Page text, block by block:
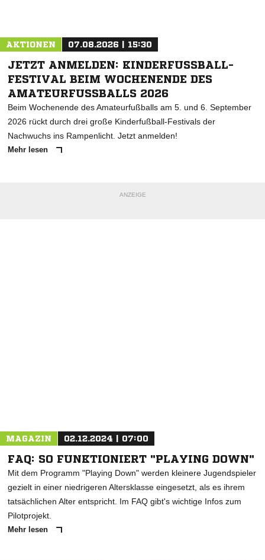
AKTIONEN 07.08.2026 | 15:30
JETZT ANMELDEN: KINDERFUSSBALL-F
ESTIVAL BEIM WOCHENENDE DES A
MATEURFUSSBALLS 2026
Beim Wochenende des Amateurfußballs am 5. und 6. September
2026 rückt durch drei große Kinderfußball-Festivals der
Nachwuchs ins Rampenlicht. Jetzt anmelden!
Mehr lesen
ANZEIGE
MAGAZIN 02.12.2024 | 07:00
FAQ: SO FUNKTIONIERT "PLAYING DOWN"
Mit dem Programm "Playing Down" werden kleinere Jugendspieler
gezielt in einer niedrigeren Altersklasse eingesetzt, als es ihrem
tatsächlichen Alter entspricht. Im FAQ gibt's wichtige Infos zum
Pilotprojekt.
Mehr lesen